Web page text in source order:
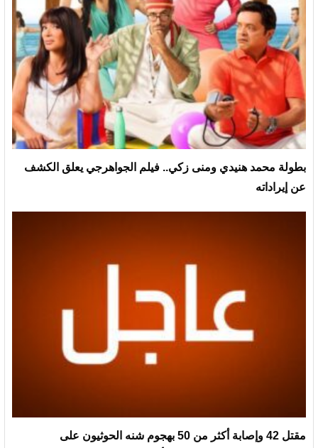
بطولة محمد هنيدي ومنى زكي.. فيلم الجواهرجي يعلق الكشف
عن إيراداته
مقتل 42 وإصابة أكثر من 50 بهجوم شنه الحوثيون على